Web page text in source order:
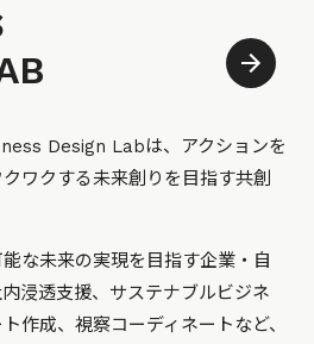
Design Labは、アクションを
ワクする未来創りを目指す共創
な未来の実現を目指す企業・自
浸透支援、サステナブルビジネ
作成、視察コーディネートなど、